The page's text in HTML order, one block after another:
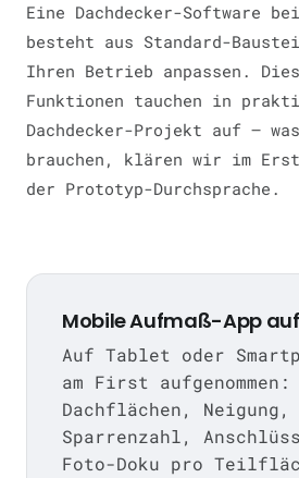
Eine Dachdecker-Software bei
besteht aus Standard-
Ihren Betrieb anpassen.
Funktionen tauchen in
Dachdecker-Projekt auf —
brauchen, klären wir im
der Prototyp-Durchsprache.
Mobile Aufmaß-App
Auf Tablet oder
am First aufgenommen:
Dachflächen, Neigung,
Sparrenzahl,
Foto-Doku pro